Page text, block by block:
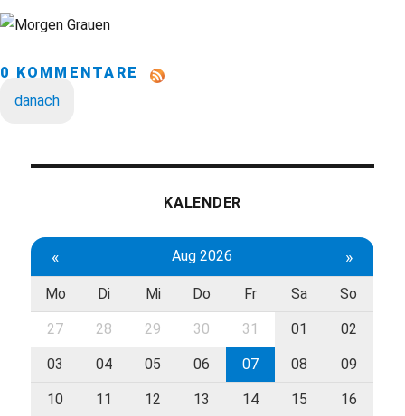
0 KOMMENTARE
danach
KALENDER
« Aug 2026 »
Mo Di Mi Do Fr Sa So
27 28 29 30 31 01 02
03 04 05 06 07 08 09
10 11 12 13 14 15 16